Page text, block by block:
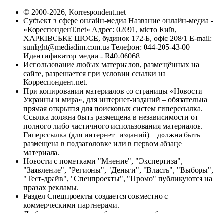
© 2000-2026, Korrespondent.net
Субъект в сфере онлайн-медиа Название онлайн-медиа -
«КореспонденТ.net» Адрес: 02091, місто Київ,
ХАРКІВСЬКЕ ШОСЕ, будинок 172-Б, офіс 208/1 E-mail:
sunlight@mediadim.com.ua Телефон: 044-205-43-00
Идентификатор медиа - R40-06068
Использование любых материалов, размещённых на
сайте, разрешается при условии ссылки на
Корреспондент.net.
При копировании материалов со страницы «Новости
Украины и мира», для интернет-изданий – обязательна
прямая открытая для поисковых систем гиперссылка.
Ссылка должна быть размещена в независимости от
полного либо частичного использования материалов.
Гиперссылка (для интернет- изданий) – должна быть
размещена в подзаголовке или в первом абзаце
материала.
Новости с пометками "Мнение", "Экспертиза",
"Заявление", "Регионы", "Деньги", "Власть", "Выборы",
"Тест-драйв", "Спецпроекты", "Промо" публикуются на
правах рекламы.
Раздел Спецпроекты создается совместно с
коммерческими партнерами.